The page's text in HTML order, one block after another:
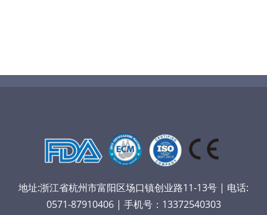
地址:浙江省杭州市富阳区场口镇创业路11-13号 | 电话:
0571-87910406 | 手机号：13372540303